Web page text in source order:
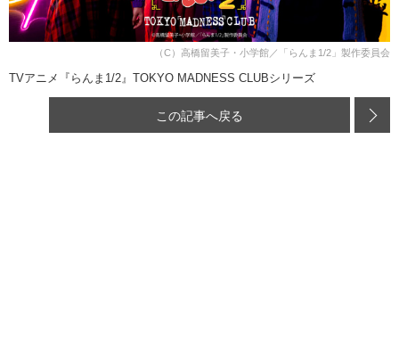
（C）高橋留美子・小学館／「らんま1/2」製作委員会
TVアニメ『らんま1/2』TOKYO MADNESS CLUBシリーズ
この記事へ戻る